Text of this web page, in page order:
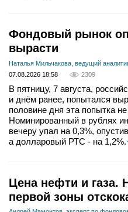
Фондовый рынок
вырасти
Наталья Мильчакова, ведущий
07.08.2026 18:58
2309
В пятницу, 7 августа,
и днём ранее, попытался
половине дня эта попытка
Номинированный в рублях
вечеру упал на 0,3%,
а долларовый РТС - на 1,2%.
Цена нефти и газа.
первой зоны